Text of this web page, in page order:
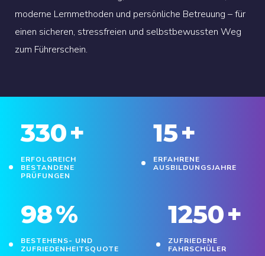
moderne Lernmethoden und persönliche Betreuung – für
einen sicheren, stressfreien und selbstbewussten Weg
zum Führerschein.
330+
ERFOLGREICH
BESTANDENE
PRÜFUNGEN
15+
ERFAHRENE
AUSBILDUNGSJAHRE
98%
BESTEHENS- UND
ZUFRIEDENHEITSQUOTE
1250+
ZUFRIEDENE
FAHRSCHÜLER